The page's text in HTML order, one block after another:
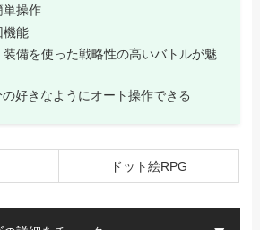
単操作
機能
備を使った戦略性の高いバトルが魅
好きなようにオート操作できる
ドット絵RPG